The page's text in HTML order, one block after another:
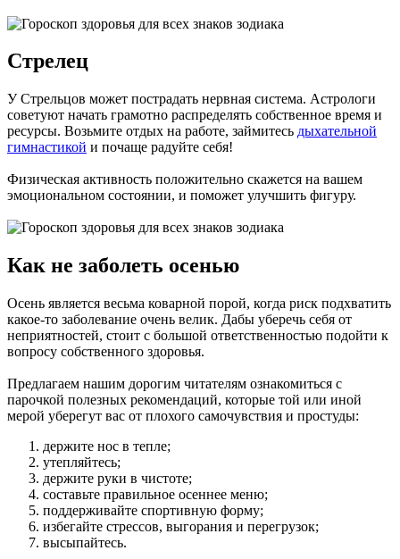
Стрелец
У Стрельцов может пострадать нервная система. Астрологи
советуют начать грамотно распределять собственное время и
ресурсы. Возьмите отдых на работе, займитесь дыхательной
гимнастикой и почаще радуйте себя!
Физическая активность положительно скажется на вашем
эмоциональном состоянии, и поможет улучшить фигуру.
Как не заболеть осенью
Осень является весьма коварной порой, когда риск подхватить
какое-то заболевание очень велик. Дабы уберечь себя от
неприятностей, стоит с большой ответственностью подойти к
вопросу собственного здоровья.
Предлагаем нашим дорогим читателям ознакомиться с
парочкой полезных рекомендаций, которые той или иной
мерой уберегут вас от плохого самочувствия и простуды:
держите нос в тепле;
утепляйтесь;
держите руки в чистоте;
составьте правильное осеннее меню;
поддерживайте спортивную форму;
избегайте стрессов, выгорания и перегрузок;
высыпайтесь.